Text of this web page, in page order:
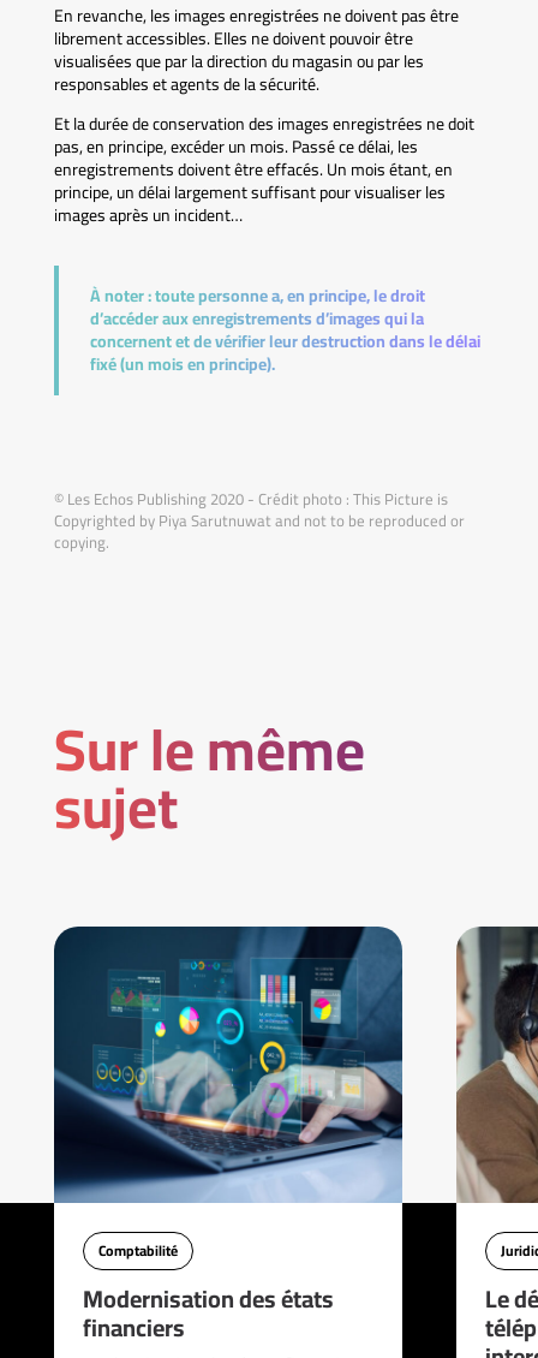
En revanche, les images enregistrées ne doivent pas être
librement accessibles. Elles ne doivent pouvoir être
visualisées que par la direction du magasin ou par les
responsables et agents de la sécurité.
Et la durée de conservation des images enregistrées ne doit
pas, en principe, excéder un mois. Passé ce délai, les
enregistrements doivent être effacés. Un mois étant, en
principe, un délai largement suffisant pour visualiser les
images après un incident…
À noter :toute personne a, en principe, le droit
d’accéder aux enregistrements d’images qui la
concernent et de vérifier leur destruction dans le délai
fixé (un mois en principe).
© Les Echos Publishing 2020 - Crédit photo : This Picture is
Copyrighted by Piya Sarutnuwat and not to be reproduced or
copying.
Sur le même
sujet
Comptabilité
Modernisation des états
financiers
Le